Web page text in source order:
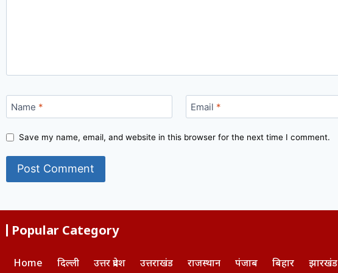
Name * Email *
Save my name, email, and website in this browser for the next time I comment.
Popular Category
Home दिल्ली उत्तर प्रदेश उत्तराखंड राजस्थान पंजाब बिहार झारखंड